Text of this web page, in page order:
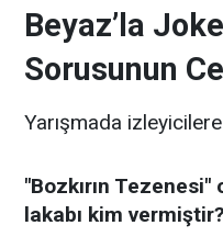
Beyaz’la
Sorusunun
Yarışmada
"Bozkırın
lakabı kim vermiştir?